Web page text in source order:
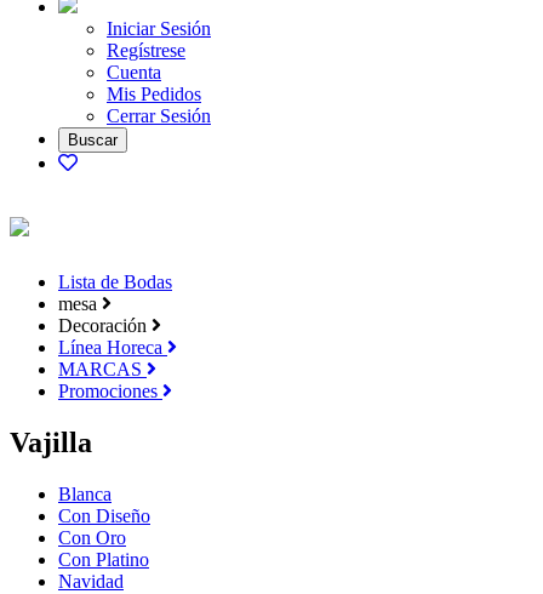
Iniciar Sesión
Regístrese
Cuenta
Mis Pedidos
Cerrar Sesión
Lista de Bodas
mesa
Decoración
Línea Horeca
MARCAS
Promociones
Vajilla
Blanca
Con Diseño
Con Oro
Con Platino
Navidad